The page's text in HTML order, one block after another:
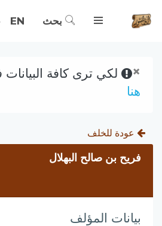
بحث EN
× لكي ترى كافة
هنا
عودة للخلف
فريح بن صالح البهلال
بيانات المؤلف